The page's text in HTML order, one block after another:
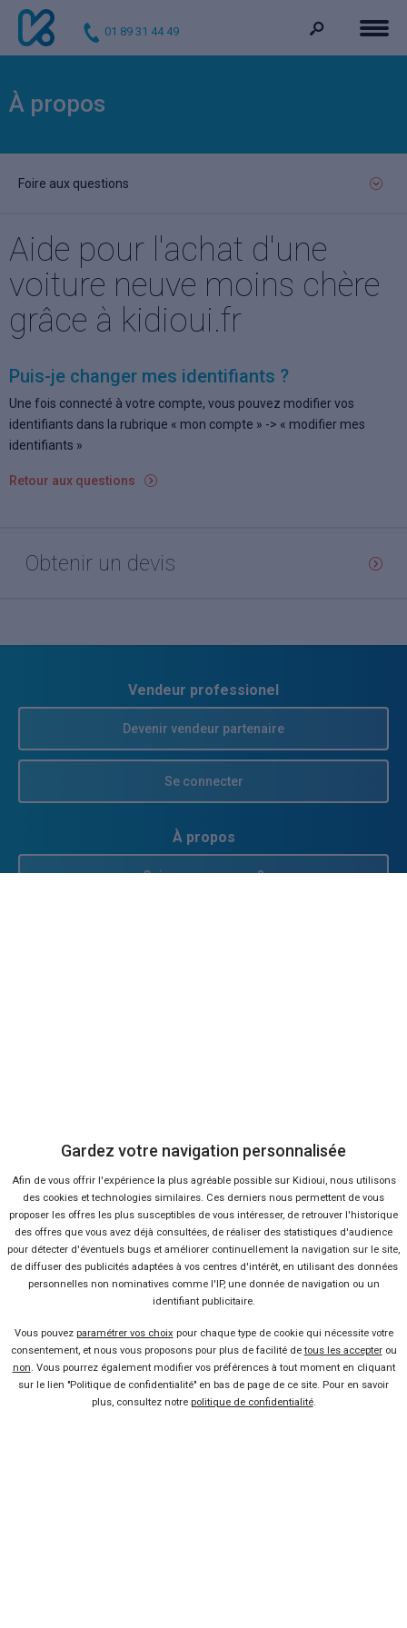
01 89 31 44 49
À propos
Foire aux questions
Aide pour l'achat d'une
voiture neuve moins chère
grâce à kidioui.fr
Puis-je changer mes identifiants ?
Une fois connecté à votre compte, vous pouvez modifier vos
identifiants dans la rubrique « mon compte » -> « modifier mes
identifiants »
Retour aux questions
Obtenir un devis
Vendeur professionel
Devenir vendeur partenaire
Se connecter
À propos
Qui sommes-nous ?
Liens utiles
Voiture pas chère
Mandataire auto
Concessionnaire
Vente voiture
Gardez votre navigation personnalisée
Afin de vous offrir l'expérience la plus agréable possible sur Kidioui, nous utilisons
des cookies et technologies similaires. Ces derniers nous permettent de vous
proposer les offres les plus susceptibles de vous intéresser, de retrouver l'historique
des offres que vous avez déjà consultées, de réaliser des statistiques d'audience
pour détecter d'éventuels bugs et améliorer continuellement la navigation sur le site,
de diffuser des publicités adaptées à vos centres d'intérêt, en utilisant des données
personnelles non nominatives comme l'IP, une donnée de navigation ou un
identifiant publicitaire.
Vous pouvez paramétrer vos choix pour chaque type de cookie qui nécessite votre
consentement, et nous vous proposons pour plus de facilité detous les accepterou
non. Vous pourrez également modifier vos préférences à tout moment en cliquant
sur le lien "Politique de confidentialité" en bas de page de ce site. Pour en savoir
plus, consultez notre politique de confidentialité.